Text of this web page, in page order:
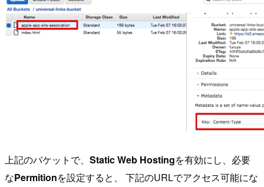
上記のバケットで、 Static Web Hostingを有効にし、必要
なPermitionを設定すると、 下記のURLでアクセス可能にな